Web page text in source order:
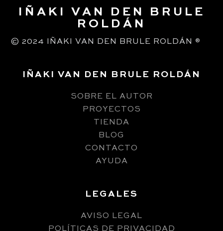
IÑAKI VAN DEN BRULE
ROLDÁN
© 2024 IÑAKI VAN DEN BRULE ROLDÁN ®
IÑAKI VAN DEN BRULE ROLDÁN
SOBRE EL AUTOR
PROYECTOS
TIENDA
BLOG
CONTACTO
AYUDA
LEGALES
AVISO LEGAL
POLÍTICAS DE PRIVACIDAD